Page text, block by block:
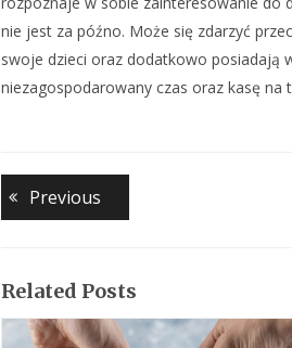
nie jest za późno. Może się zdarzyć
swoje dzieci oraz dodatkowo posiadają
niezagospodarowany czas oraz kasę na
Nawigacja
wpisu
PreviousPrevious
Related Posts